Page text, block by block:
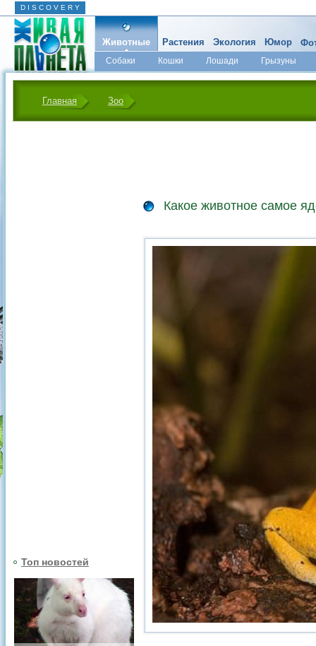
D I S C O V E R Y
Животные
Собаки Кошки Лошади
Грызуны
Микромир
Растения Экология Юмор
Главная Зоо
Топ новостей
Какое животное самое